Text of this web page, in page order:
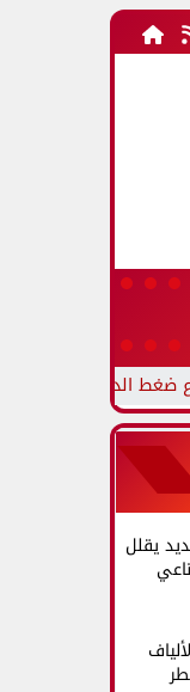
النوم.. أسباب
يقلل